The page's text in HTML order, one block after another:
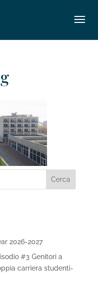
2026-2027
#3 Genitori a
carriera studenti-